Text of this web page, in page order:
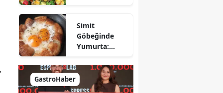
Simit
Göbeğinde
Yumurta:
Farklı Bir
Kahvaltı
Seçeneği
GastroHaber